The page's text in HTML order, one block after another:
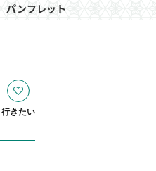
パンフレット
行きたい